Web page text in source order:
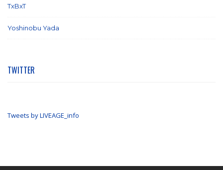
TxBxT
Yoshinobu Yada
TWITTER
Tweets by LIVEAGE_info